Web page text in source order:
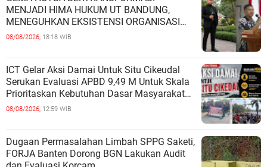
MENJADI HIMA HUKUM UT BANDUNG,
MENEGUHKAN EKSISTENSI ORGANISASI
MAHASISWA HUKUM UNIVERSITAS
08/08/2026, 18:18 WIB
ICT Gelar Aksi Damai Untuk Situ Cikeudal
Serukan Evaluasi APBD 9,49 M Untuk Skala
Prioritaskan Kebutuhan Dasar Masyarakat
Belum Saat nya Butuh Kawasa
08/08/2026, 12:59 WIB
Dugaan Permasalahan Limbah SPPG Saketi,
FORJA Banten Dorong BGN Lakukan Audit